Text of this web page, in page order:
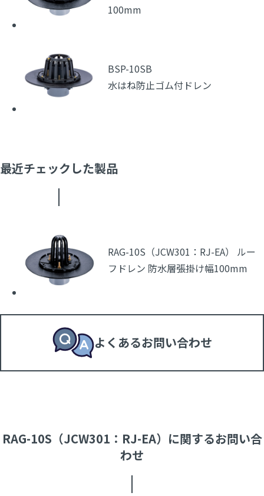
100mm
BSP-10SB
水はね防止ゴム付ドレン
最近チェックした製品
RAG-10S（JCW301：RJ-EA） ルー
フドレン 防水層張掛け幅100mm
よくあるお問い合わせ
RAG-10S（JCW301：RJ-EA）に関するお問い合
わせ